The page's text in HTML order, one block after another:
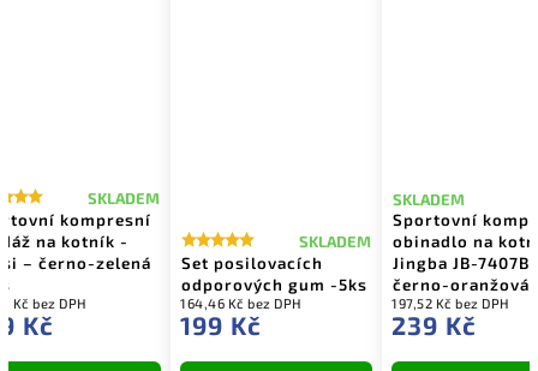
kompresní
na kotník -
– černo-zelená
SKLADEM
Kč bez DPH
Kč
Set posilovacích
odporových gum -5ks
SKLADEM
164,46 Kč bez DPH
199 Kč
Sportovní
obinadlo na
Jingba JB-7407B
černo-oranžová
SKLADEM
197,52 Kč bez DPH
239 Kč